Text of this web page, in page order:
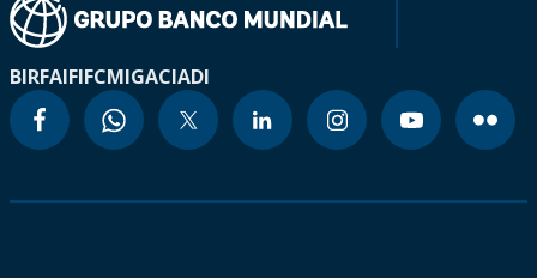
BIRFAIFIFCMIGACIADI